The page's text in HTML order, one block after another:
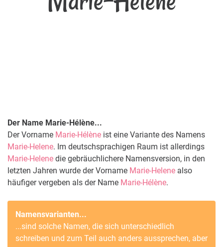
Der Name Marie-Hélène...
Der Vorname Marie-Hélène ist eine Variante des Namens
Marie-Helene. Im deutschsprachigen Raum ist allerdings
Marie-Helene die gebräuchlichere Namensversion, in den
letzten Jahren wurde der Vorname Marie-Helene also
häufiger vergeben als der Name Marie-Hélène.
Namensvarianten...
...sind solche Namen, die sich unterschiedlich
schreiben und zum Teil auch anders aussprechen, aber